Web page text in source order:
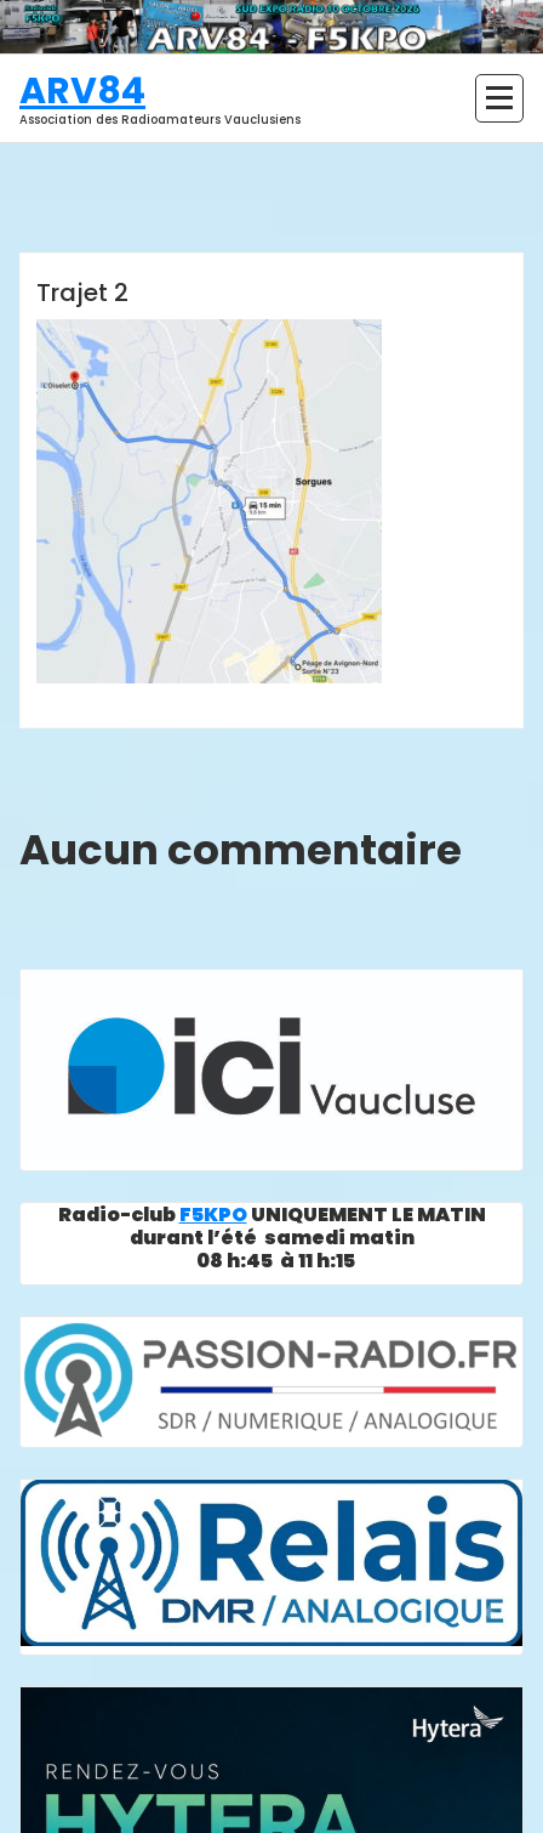
Aller
au
contenu
ARV84
Association des Radioamateurs Vauclusiens
Trajet 2
Aucun commentaire
Radio-clubF5KPOUNIQUEMENT LE MATIN
durant l’été samedi matin
08 h:45 à 11 h:15